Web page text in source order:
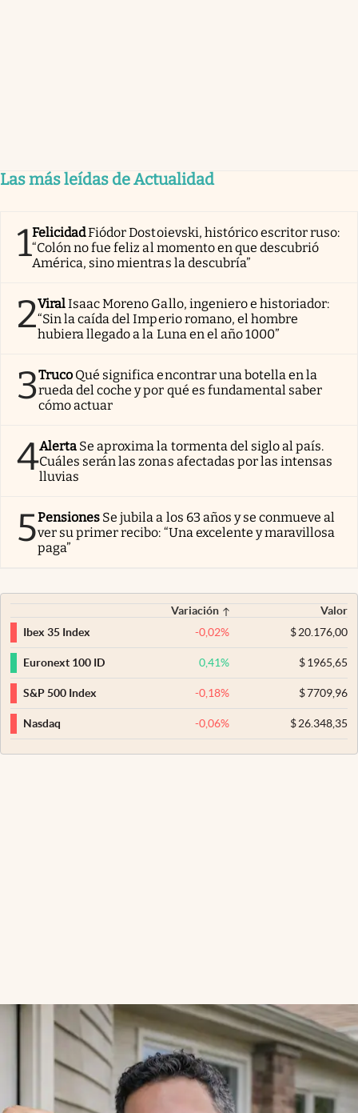
Las más leídas de Actualidad
1FelicidadFiódor Dostoievski, histórico escritor ruso:
“Colón no fue feliz al momento en que descubrió
América, sino mientras la descubría”
2ViralIsaac Moreno Gallo, ingeniero e historiador:
“Sin la caída del Imperio romano, el hombre
hubiera llegado a la Luna en el año 1000”
3Truco Qué significa encontrar una botella en la
rueda del coche y por qué es fundamental saber
cómo actuar
4Alerta Se aproxima la tormenta del siglo al país.
Cuáles serán las zonas afectadas por las intensas
lluvias
5Pensiones Se jubila a los 63 años y se conmueve al
ver su primer recibo: “Una excelente y maravillosa
paga”
Variación
Valor
Ibex 35 Index
-0,02% $20.176,00
Euronext 100 ID 0,41% $1965,65
S&P 500 Index -0,18% $7709,96
Nasdaq -0,06% $26.348,35